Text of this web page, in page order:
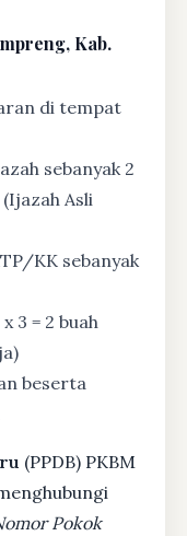
Kab.
di tempat
sebanyak 2
Asli
KK sebanyak
3 = 2 buah
beserta
(PPDB) PKBM
Pokok